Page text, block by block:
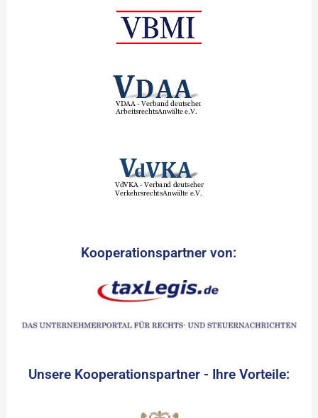
Kooperationspartner von:
Unsere Kooperationspartner - Ihre Vorteile: